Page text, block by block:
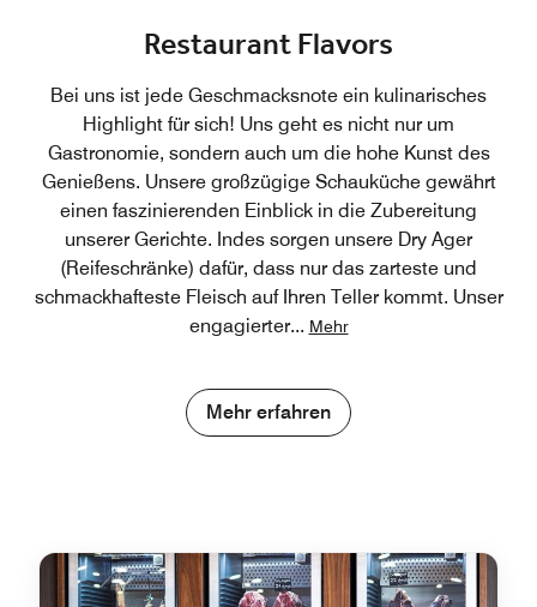
Restaurant Flavors
Bei uns ist jede Geschmacksnote ein kulinarisches
Highlight für sich! Uns geht es nicht nur um
Gastronomie, sondern auch um die hohe Kunst des
Genießens. Unsere großzügige Schauküche gewährt
einen faszinierenden Einblick in die Zubereitung
unserer Gerichte. Indes sorgen unsere Dry Ager
(Reifeschränke) dafür, dass nur das zarteste und
schmackhafteste Fleisch auf Ihren Teller kommt. Unser
engagierter... Mehr
Mehr erfahren